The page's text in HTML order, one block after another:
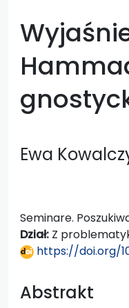
Ewa
Seminare.
Dział: Z
https://doi.org/
Abstrakt